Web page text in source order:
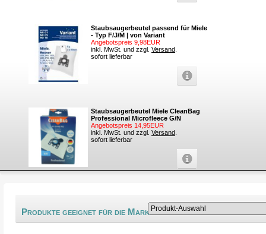
Staubsaugerbeutel passend für Miele
- Typ F/J/M | von Variant
Angebotspreis 9,98EUR
inkl. MwSt. und zzgl. Versand
sofort lieferbar
Staubsaugerbeutel Miele CleanBag
Professional Microfleece G/N
Angebotspreis 14,95EUR
inkl. MwSt. und zzgl. Versand
sofort lieferbar
Produkte geeignet für die Marke Darel®